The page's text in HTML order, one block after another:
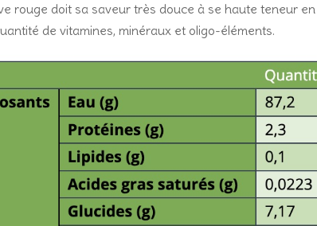
rouge doit sa saveur très douce à se haute teneur
de vitamines, minéraux et oligo-éléments.